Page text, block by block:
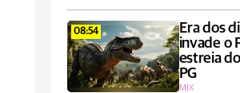
08:54
Era dos
invade o
estreia
PG
MIX